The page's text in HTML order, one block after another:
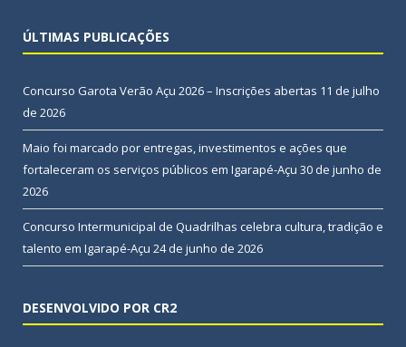
ÚLTIMAS PUBLICAÇÕES
Concurso Garota Verão Açu 2026 – Inscrições abertas 11 de julho
de 2026
Maio foi marcado por entregas, investimentos e ações que
fortaleceram os serviços públicos em Igarapé-Açu 30 de junho de
2026
Concurso Intermunicipal de Quadrilhas celebra cultura, tradição e
talento em Igarapé-Açu 24 de junho de 2026
DESENVOLVIDO POR CR2